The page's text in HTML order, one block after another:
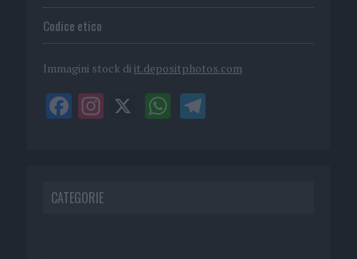
Codice etico
Immagini stock di it.depositphotos.com
CATEGORIE